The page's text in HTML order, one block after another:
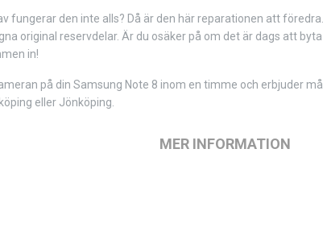
fungerar den inte alls? Då är den här reparationen att
original reservdelar. Är du osäker på om det är dags att
in!
på din Samsung Note 8 inom en timme och erbjuder
eller Jönköping.
MER INFORMATION